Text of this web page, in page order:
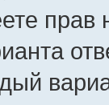
прав